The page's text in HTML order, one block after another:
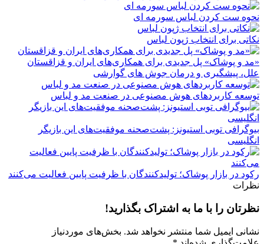
نحوه ست کردن لباس سورمه ای
نکاتی برای انتخاب ژپون لباس
«مد و پوشاک» پل جدیدی برای همکاری‌های ایران و قزاقستان
علل، پیشگیری و درمان جوش های گوارشی
توسعه کاربردهای هوش مصنوعی در صنعت مد و لباس
بیوگرافی توبی استیونز: پشت‌صحنه موفقیت‌های این بازیگر
انگلیسی
رکود در بازار پوشاک؛ تولیدکنندگان با ظرفیت پایین فعالیت می‌کنند
نظرات
نظرتان را با ما به اشتراک بگذارید!
نشانی ایمیل شما منتشر نخواهد شد. بخش‌های موردنیاز